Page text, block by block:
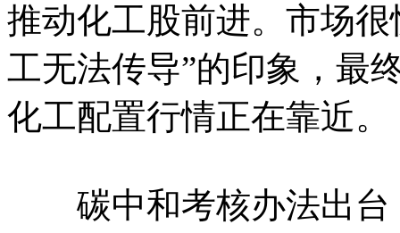
推动化工股前进。市场
工无法传导”的印象，最
化工配置行情正在靠
碳中和考核办法出台